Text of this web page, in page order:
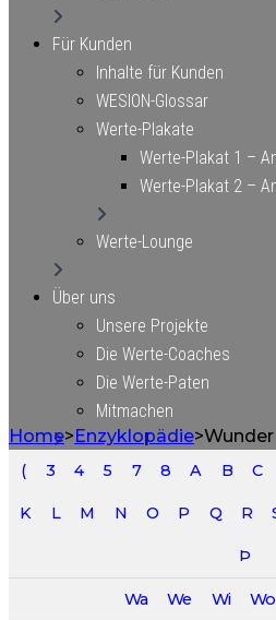
Für Kunden
Inhalte für Kunden
WESION-Glossar
Werte-Plakate
Werte-Plakat 1 –
Werte-Plakat 2 –
Werte-Lounge
Über uns
Unsere Projekte
Die Werte-Coaches
Die Werte-Paten
Mitmachen
Newsletter
Anfahrt Köln – VALUES
Anfahrt Linz – VALUES
Anfahrt Berlin – VALUES
Anfahrt Langgöns –
Home>Enzyklopädie>Wunder
( 3 4 5 7 8 A B C
K L M N O P Q R
Þ
Wa We Wi Wo